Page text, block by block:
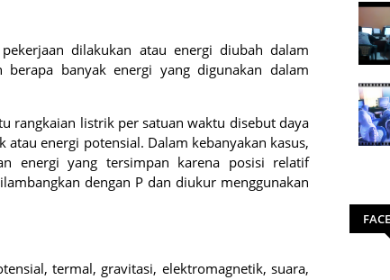
dilakukan atau energi diubah dalam
banyak energi yang digunakan dalam
rangkaian listrik per satuan waktu disebut daya
energi potensial. Dalam kebanyakan kasus,
energi yang tersimpan karena posisi relatif
dengan P dan diukur menggunakan
termal, gravitasi, elektromagnetik, suara,